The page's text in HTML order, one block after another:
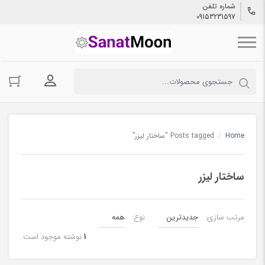
شماره تلفن
09153231597
ورود به
Home
/ Posts tagged “ساختار لیزر”
ساختار لیزر
مرتب سازی:
نوع:
1نوشته موجود است.